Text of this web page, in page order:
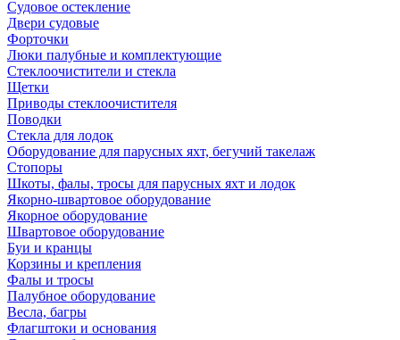
Судовое остекление
Двери судовые
Форточки
Люки палубные и комплектующие
Стеклоочистители и стекла
Щетки
Приводы стеклоочистителя
Поводки
Стекла для лодок
Оборудование для парусных яхт, бегучий такелаж
Стопоры
Шкоты, фалы, тросы для парусных яхт и лодок
Якорно-швартовое оборудование
Якорное оборудование
Швартовое оборудование
Буи и кранцы
Корзины и крепления
Фалы и тросы
Палубное оборудование
Весла, багры
Флагштоки и основания